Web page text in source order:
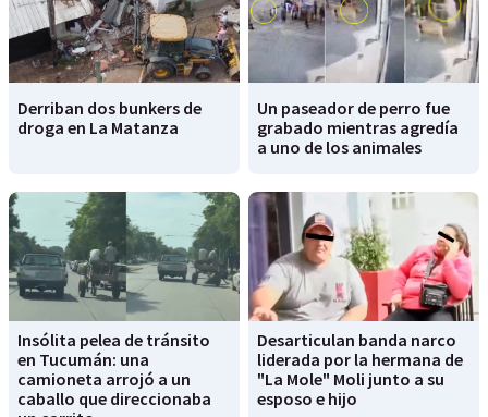
Derriban dos bunkers de
droga en La Matanza
Un paseador de perro fue
grabado mientras agredía
a uno de los animales
Insólita pelea de tránsito
en Tucumán: una
camioneta arrojó a un
caballo que direccionaba
Desarticulan banda narco
liderada por la hermana de
"La Mole" Moli junto a su
esposo e hijo